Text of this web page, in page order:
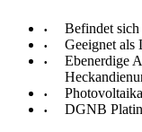
Befindet
Geeignet
Ebenerdige
DGNB